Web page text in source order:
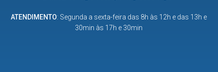
ATENDIMENTO: Segunda a sexta-feira das 8h às 12h e das 13h e
30min às 17h e 30min